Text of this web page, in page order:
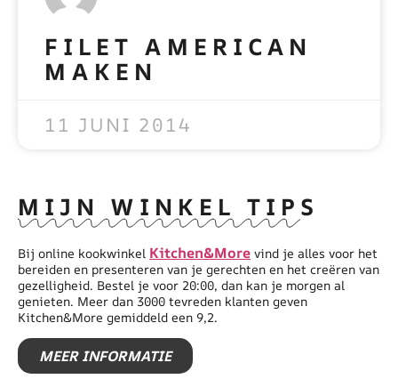
FILET AMERICAN
MAKEN
11 JUNI 2014
MIJN WINKEL TIPS
Bij online kookwinkel Kitchen&More vind je alles voor het
bereiden en presenteren van je gerechten en het creëren van
gezelligheid. Bestel je voor 20:00, dan kan je morgen al
genieten. Meer dan 3000 tevreden klanten geven
Kitchen&More gemiddeld een 9,2.
MEER INFORMATIE